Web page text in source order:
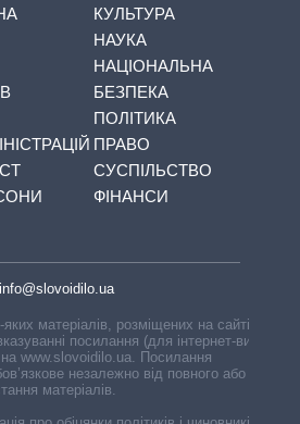
КУЛЬТУРА
НАУКА
НАЦІОНАЛЬНА
БЕЗПЕКА
ПОЛІТИКА
ПРАВО
СУСПІЛЬСТВО
ФІНАНСИ
info@slovoidilo.ua
матеріалів, розміщених на сайті,
посилання (для інтернет-видань
www.slovoidilo.ua. Посилання
незалежно від повного або
матеріалів.